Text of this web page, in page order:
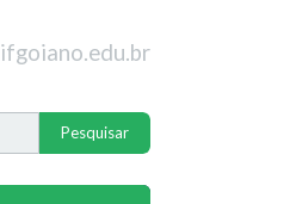
ifgoiano.edu.br